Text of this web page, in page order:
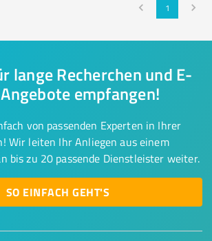
1
lange Recherchen und E-
empfangen!
von passenden Experten in Ihrer
Wir leiten Ihr Anliegen aus einem
bis zu 20 passende Dienstleister weiter.
SO EINFACH GEHT'S